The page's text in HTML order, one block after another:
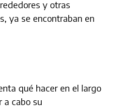
y otras
ya se encontraban en
qué hacer en el largo
a cabo su